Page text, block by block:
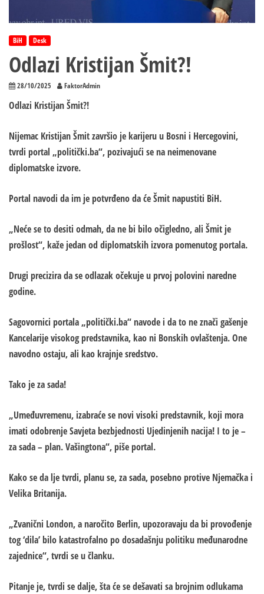
BiH Desk
Odlazi Kristijan Šmit?!
28/10/2025 FaktorAdmin
Odlazi Kristijan Šmit?!
Nijemac Kristijan Šmit završio je karijeru u Bosni i Hercegovini,
tvrdi portal „politički.ba“, pozivajući se na neimenovane
diplomatske izvore.
Portal navodi da im je potvrđeno da će Šmit napustiti BiH.
„Neće se to desiti odmah, da ne bi bilo očigledno, ali Šmit je
prošlost“, kaže jedan od diplomatskih izvora pomenutog portala.
Drugi precizira da se odlazak očekuje u prvoj polovini naredne
godine.
Sagovornici portala „politički.ba“ navode i da to ne znači gašenje
Kancelarije visokog predstavnika, kao ni Bonskih ovlaštenja. One
navodno ostaju, ali kao krajnje sredstvo.
Tako je za sada!
„Umeđuvremenu, izabraće se novi visoki predstavnik, koji mora
imati odobrenje Savjeta bezbjednosti Ujedinjenih nacija! I to je –
za sada – plan. Vašingtona“, piše portal.
Kako se da lje tvrdi, planu se, za sada, posebno protive Njemačka i
Velika Britanija.
„Zvanični London, a naročito Berlin, upozoravaju da bi provođenje
tog ‘dila’ bilo katastrofalno po dosadašnju politiku međunarodne
zajednice“, tvrdi se u članku.
Pitanje je, tvrdi se dalje, šta će se dešavati sa brojnim odlukama